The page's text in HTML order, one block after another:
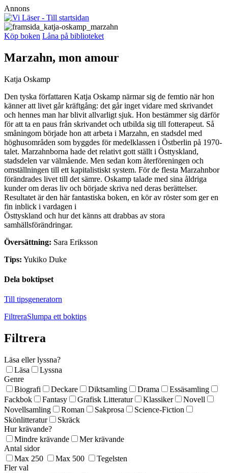
Annons
Köp boken Låna på biblioteket
Marzahn, mon amour
Katja Oskamp
Den tyska författaren Katja Oskamp närmar sig de femtio när hon
känner att livet går kräftgång: det går inget vidare med skrivandet
och hennes man har blivit allvarligt sjuk. Hon bestämmer sig därför
för att ta en paus från skrivandet och utbilda sig till fotterapeut. Så
småningom började hon att arbeta i Marzahn, en stadsdel med
höghusområden som byggdes för medelklassen i Östberlin på 1970-
talet. Marzahnborna hade det relativt gott ställt i Östtyskland,
stadsdelen var välmående. Men sedan kom återföreningen och
omställningen till ett kapitalistiskt system. För de flesta Marzahnbor
förändrades livet till det sämre. Oskamp talade med sina åldriga
kunder om deras liv och började skriva ned deras berättelser.
Resultatet är den här fantastiska boken, en kör av röster som ger en
fin inblick i vardagen i
Östtyskland och hur det känns att drabbas av stora
samhällsförändringar.
Översättning: Sara Eriksson
Tips: Yukiko Duke
Dela boktipset
Till tipsgeneratorn
FiltreraSlumpa ett boktips
Filtrera
Läsa eller lyssna?
Läsa
Lyssna
Genre
Biografi
Deckare Diktsamling Drama
Essäsamling
Fackbok
Fantasy Grafisk Litteratur Klassiker
Novell
Novellsamling
Roman Sakprosa
Science-Fiction
Skönlitteratur
Skräck
Hur krävande?
Mindre krävande
Mer krävande
Antal sidor
Max 250
Max 500
Tegelsten
Fler val